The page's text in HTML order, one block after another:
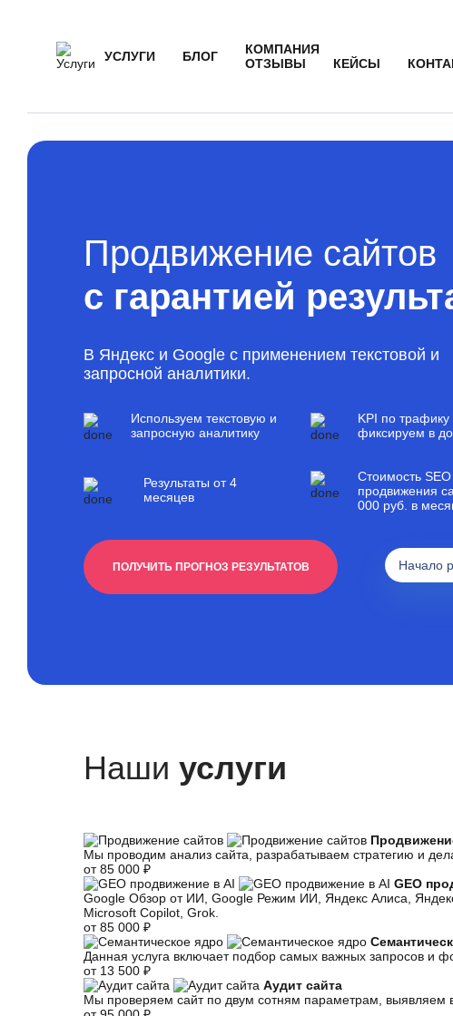
УСЛУГИ БЛОГ
КОМПАНИЯ
ОТЗЫВЫ
КЕЙСЫ
Продвижение сайтов
с гарантией
В Яндекс и Google с применением текстовой и
запросной аналитики.
Используем текстовую и
запросную аналитику
KPI по трафику
фиксируем в
Результаты от 4
месяцев
Стоимость SEO
продвижения
000 руб. в
ПОЛУЧИТЬ ПРОГНОЗ РЕЗУЛЬТАТОВ Начало
Наши услуги
Мы проводим анализ сайта, разрабатываем стратегию и
от85 000 ₽
GEO
Google Обзор от ИИ, Google Режим ИИ, Яндекс Алиса,
Microsoft Copilot, Grok.
от85 000 ₽
Данная услуга включает подбор самых важных запросов и
от 13 500 ₽
Аудит сайта
Мы проверяем сайт по двум сотням параметрам, выявляем